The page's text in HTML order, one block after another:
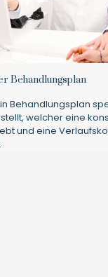
Behandlungsplan
Behandlungsplan
welcher eine
und eine